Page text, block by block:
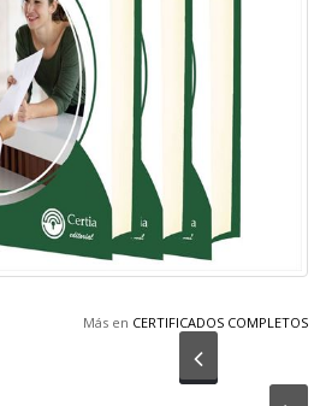
Más en CERTIFICADOS COMPLETOS
Anterior